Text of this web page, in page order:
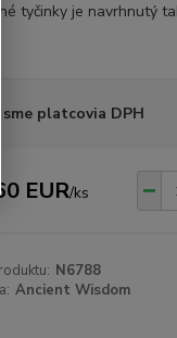
tyčinky je navrhnutý
sme platcovia DPH
EUR/ks
N6788
Ancient Wisdom